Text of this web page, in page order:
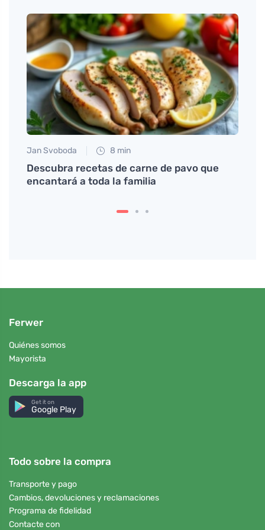
Jan Svoboda 8 min
Descubra recetas de carne de pavo que
encantará a toda la familia
Ferwer
Quiénes somos
Mayorista
Descarga la app
Get it on
Google Play
Todo sobre la compra
Transporte y pago
Cambios, devoluciones y reclamaciones
Programa de fidelidad
Contacte con